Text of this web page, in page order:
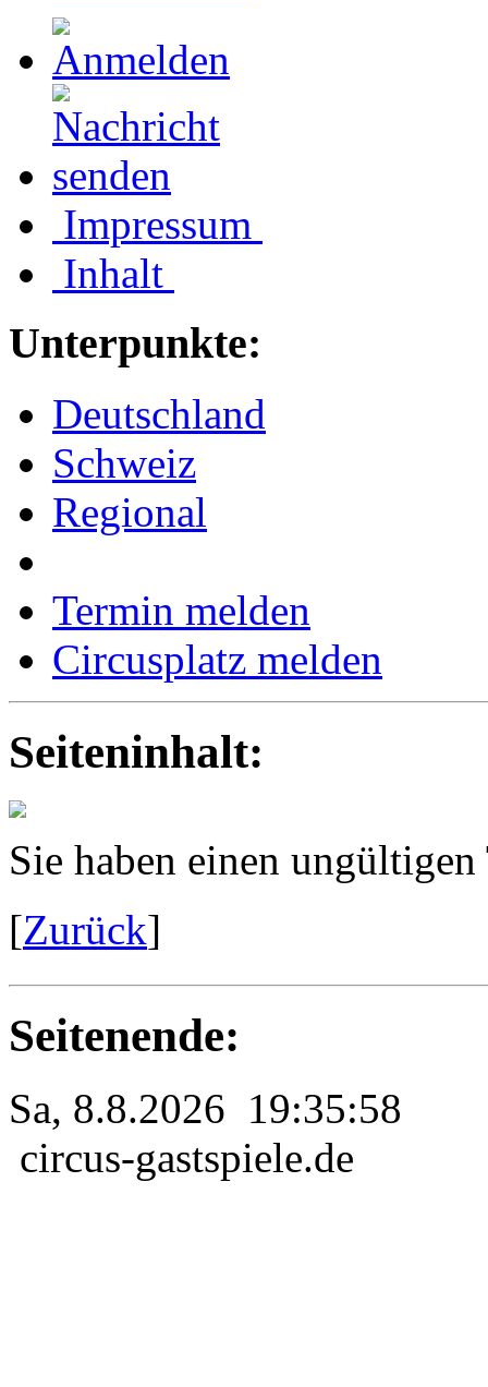
Impressum
Inhalt
Unterpunkte:
Deutschland
Schweiz
Regional
Termin melden
Circusplatz melden
Seiteninhalt:
Sie haben einen
[Zurück]
Seitenende:
Sa, 8.8.2026 19:35:58
circus-gastspiele.de